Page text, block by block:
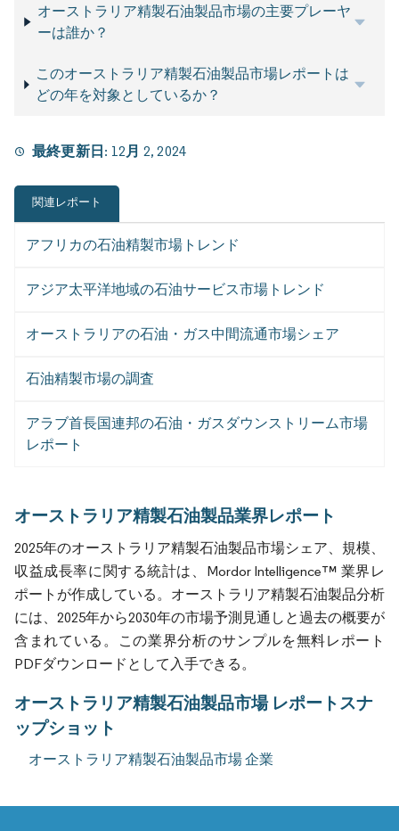
オーストラリア精製石油製品市場の主要プレーヤ
ーは誰か？
このオーストラリア精製石油製品市場レポートは
どの年を対象としているか？
最終更新日: 12月 2, 2024
関連レポート
アフリカの石油精製市場トレンド
アジア太平洋地域の石油サービス市場トレンド
オーストラリアの石油・ガス中間流通市場シェア
石油精製市場の調査
アラブ首長国連邦の石油・ガスダウンストリーム市場
レポート
オーストラリア精製石油製品業界レポート
2025年のオーストラリア精製石油製品市場シェア、規模、
収益成長率に関する統計は、Mordor Intelligence™ 業界レ
ポートが作成している。オーストラリア精製石油製品分析
には、2025年から2030年の市場予測見通しと過去の概要が
含まれている。この業界分析のサンプルを無料レポート
PDFダウンロードとして入手できる。
オーストラリア精製石油製品市場 レポートスナ
ップショット
オーストラリア精製石油製品市場 企業